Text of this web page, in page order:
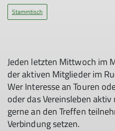
Stammtisch
Jeden letzten Mittwoch im
der aktiven Mitglieder im
Wer Interesse an Touren
oder das Vereinsleben
gerne an den Treffen
Verbindung setzen.